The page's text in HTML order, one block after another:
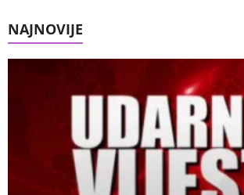
NAJNOVIJE